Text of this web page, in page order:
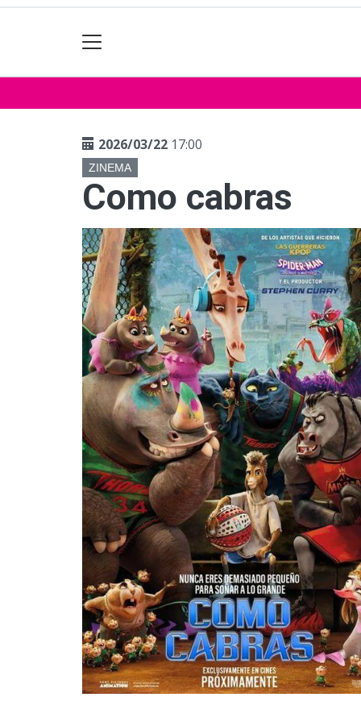
2026/03/22 17:00
ZINEMA
Como cabras